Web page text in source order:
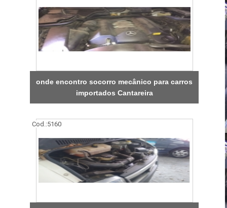
onde encontro socorro mecânico para carros
importados Cantareira
Cod.:5160